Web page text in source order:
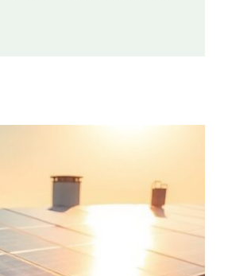
(THC). Dit stofje staat